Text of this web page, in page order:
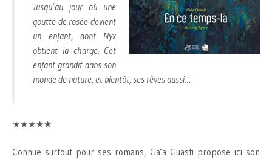
Jusqu’au jour où une
goutte de rosée devient
un enfant, dont Nyx
obtient la charge. Cet
enfant grandit dans son
monde de nature, et bientôt, ses rêves aussi…
★★★★★
Connue surtout pour ses romans, Gaïa Guasti propose ici son